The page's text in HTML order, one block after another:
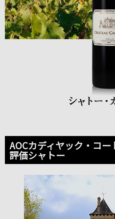
AOCカディヤック・コ
評価シャトー